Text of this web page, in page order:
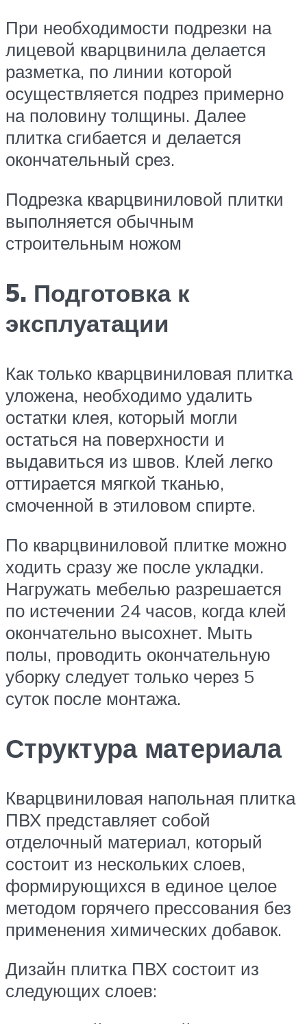
При необходимости подрезки на
лицевой кварцвинила делается
разметка, по линии которой
осуществляется подрез примерно
на половину толщины. Далее
плитка сгибается и делается
окончательный срез.
Подрезка кварцвиниловой плитки
выполняется обычным
строительным ножом
5. Подготовка к
эксплуатации
Как только кварцвиниловая плитка
уложена, необходимо удалить
остатки клея, который могли
остаться на поверхности и
выдавиться из швов. Клей легко
оттирается мягкой тканью,
смоченной в этиловом спирте.
По кварцвиниловой плитке можно
ходить сразу же после укладки.
Нагружать мебелью разрешается
по истечении 24 часов, когда клей
окончательно высохнет. Мыть
полы, проводить окончательную
уборку следует только через 5
суток после монтажа.
Структура материала
Кварцвиниловая напольная плитка
ПВХ представляет собой
отделочный материал, который
состоит из нескольких слоев,
формирующихся в единое целое
методом горячего прессования без
применения химических добавок.
Дизайн плитка ПВХ состоит из
следующих слоев: